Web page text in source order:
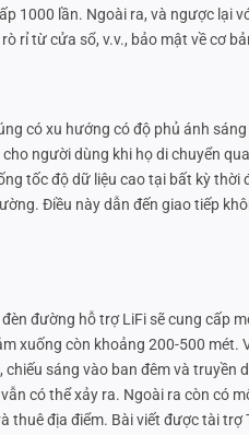
1000 lần. Ngoài ra, và ngược lại
rỉ từ cửa sổ, v.v., bảo mật về cơ
có xu hướng có độ phủ ánh
người dùng khi họ di chuyển
tốc độ dữ liệu cao tại bất kỳ
Điều này dẫn đến giao tiếp
đường hỗ trợ LiFi sẽ cung cấp
xuống còn khoảng 200-500
sáng vào ban đêm và
có thể xảy ra. Ngoài ra còn có
thuê địa điểm. Bài viết được tài